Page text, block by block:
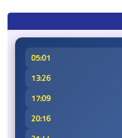
05:01
13:26
17:09
20:16